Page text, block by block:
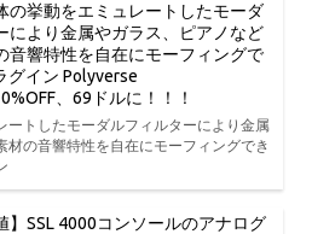
の挙動をエミュレートしたモーダ
により金属やガラス、ピアノなど
音響特性を自在にモーフィングで
グイン Polyverse
、69ドルに！！！
ートしたモーダルフィルターにより金属
材の音響特性を自在にモーフィングでき
】SSL 4000コンソールのアナログ